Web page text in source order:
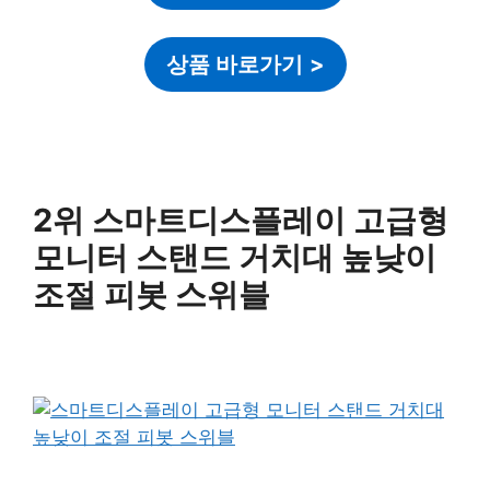
상품 바로가기 >
2위 스마트디스플레이 고급형
모니터 스탠드 거치대 높낮이
조절 피봇 스위블